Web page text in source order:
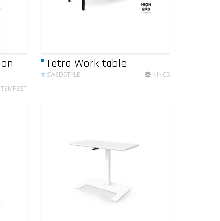
Tetra Work table
# SWEDSTYLE NINCS